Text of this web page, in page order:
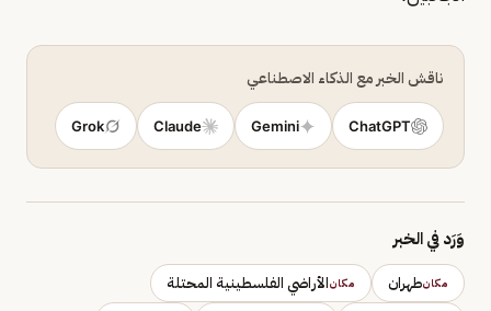
ناقش الخبر مع الذكاء الاصطناعي
ChatGPT
Gemini
Claude
Grok
وَرَد في الخبر
مكانطهران مكانالأراضي الفلسطينية المحتلة